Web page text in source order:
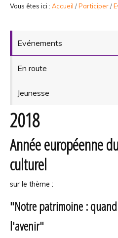
avancée…
Vous êtes ici : Accueil /Participer/
Evénements
En route
Jeunesse
2018
Année européenne
culturel
sur le thème :
"Notre patrimoine :
l'avenir"